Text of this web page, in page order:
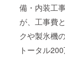
備・内装工
が、工事費
クや製氷機
トータル